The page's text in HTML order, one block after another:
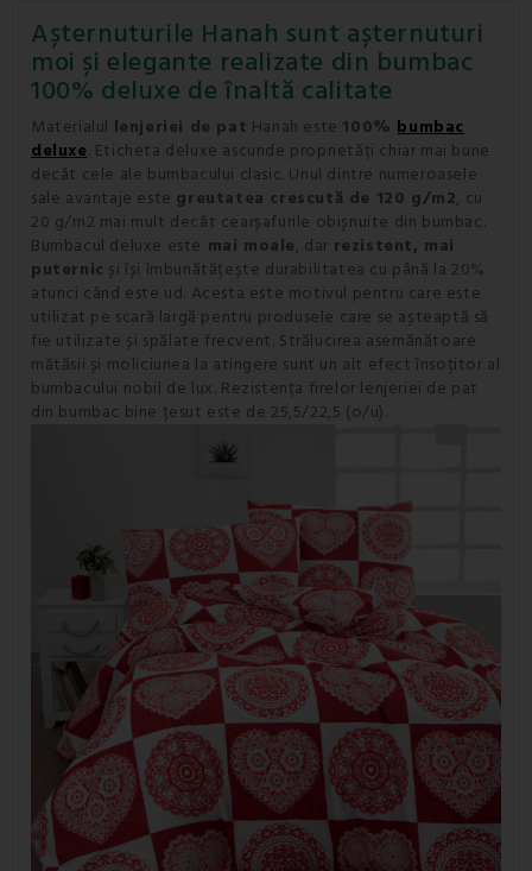
Așternuturile Hanah sunt așternuturi
moi și elegante realizate din bumbac
100% deluxe de înaltă calitate
Materialul lenjeriei de pat Hanah este 100% bumbac
deluxe. Eticheta deluxe ascunde proprietăți chiar mai bune
decât cele ale bumbacului clasic. Unul dintre numeroasele
sale avantaje este greutatea crescută de 120 g/m2, cu
20 g/m2 mai mult decât cearșafurile obișnuite din bumbac.
Bumbacul deluxe este mai moale, dar rezistent, mai
puternic și își îmbunătățește durabilitatea cu până la 20%
atunci când este ud. Acesta este motivul pentru care este
utilizat pe scară largă pentru produsele care se așteaptă să
fie utilizate și spălate frecvent. Strălucirea asemănătoare
mătăsii și moliciunea la atingere sunt un alt efect însoțitor al
bumbacului nobil de lux. Rezistența firelor lenjeriei de pat
din bumbac bine țesut este de 25,5/22,5 (o/u).